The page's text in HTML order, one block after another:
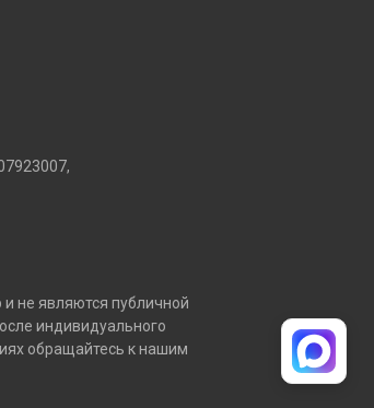
не являются публичной
индивидуального
обращайтесь к нашим